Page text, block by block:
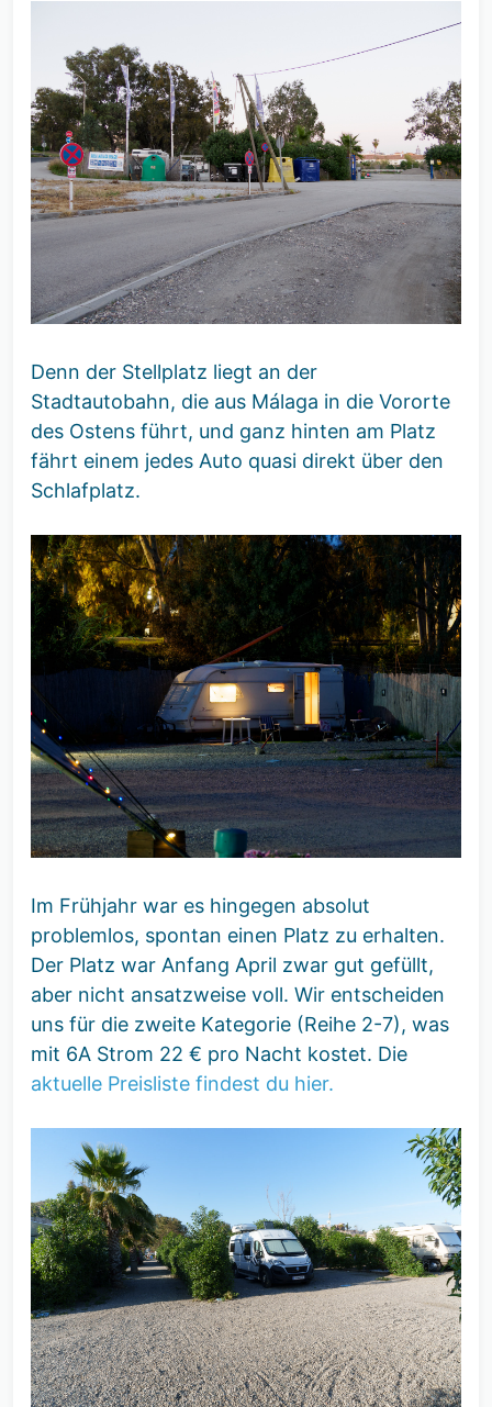
Denn der Stellplatz liegt an der
Stadtautobahn, die aus Málaga in die Vororte
des Ostens führt, und ganz hinten am Platz
fährt einem jedes Auto quasi direkt über den
Schlafplatz.
Im Frühjahr war es hingegen absolut
problemlos, spontan einen Platz zu erhalten.
Der Platz war Anfang April zwar gut gefüllt,
aber nicht ansatzweise voll. Wir entscheiden
uns für die zweite Kategorie (Reihe 2-7), was
mit 6A Strom 22 € pro Nacht kostet. Die
aktuelle Preisliste findest du hier.